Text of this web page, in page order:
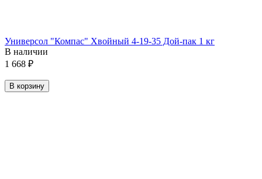
Универсол "Компас" Хвойный 4-19-35 Дой-пак 1 кг
В наличии
1 668 ₽
В корзину